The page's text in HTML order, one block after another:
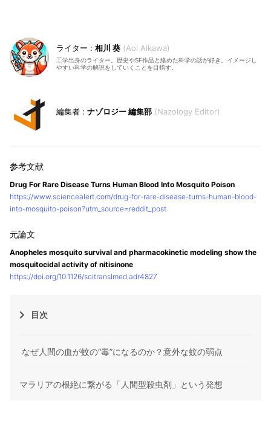
相川 葵 Aoi Aikawa
工学出身のライター。歴史やSF作品と絡めた科学の話が好き。イメージし
やすい科学の解説をしていくことを目指す。
ナゾロジー 編集部 Nazology Editor
Drug For Rare Disease Turns Human Blood Into Mosquito Poison
https://www.sciencealert.com/drug-for-rare-disease-turns-human-blood-
into-mosquito-poison?utm_source=reddit_post
Anopheles mosquito survival and pharmacokinetic modeling show the
mosquitocidal activity of nitisinone
https://doi.org/10.1126/scitranslmed.adr4827
目次
なぜ人間の血が蚊の“毒”になるのか？意外な蚊の弱点
マラリアの根絶に繋がる「人間型殺虫剤」という発想